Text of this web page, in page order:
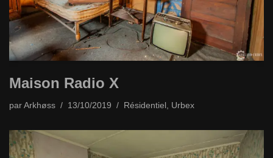
Maison Radio X
par Arkhøss 13/10/2019 Résidentiel Urbex